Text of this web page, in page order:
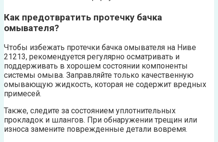
Как предотвратить протечку бачка
омывателя?
Чтобы избежать протечки бачка омывателя на Ниве
21213, рекомендуется регулярно осматривать и
поддерживать в хорошем состоянии компоненты
системы омыва. Заправляйте только качественную
омывающую жидкость, которая не содержит вредных
примесей.
Также, следите за состоянием уплотнительных
прокладок и шлангов. При обнаружении трещин или
износа замените поврежденные детали вовремя.